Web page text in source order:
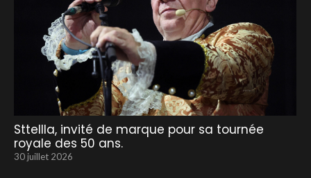
Sttellla, invité de marque pour sa tournée
royale des 50 ans.
30 juillet 2026